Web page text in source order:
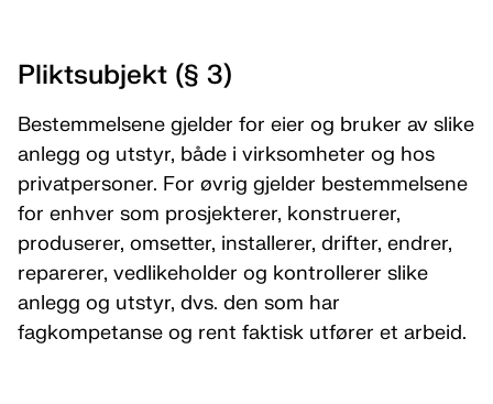
Pliktsubjekt (§ 3)
Bestemmelsene gjelder for eier og bruker av slike
anlegg og utstyr, både i virksomheter og hos
privatpersoner. For øvrig gjelder bestemmelsene
for enhver som prosjekterer, konstruerer,
produserer, omsetter, installerer, drifter, endrer,
reparerer, vedlikeholder og kontrollerer slike
anlegg og utstyr, dvs. den som har
fagkompetanse og rent faktisk utfører et arbeid.